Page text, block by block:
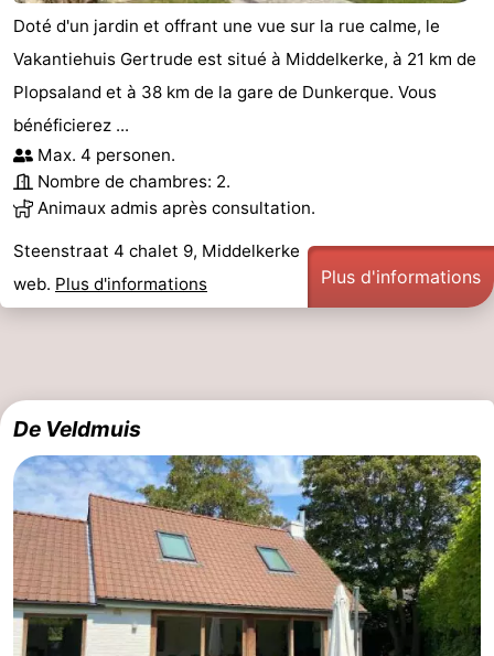
Doté d'un jardin et offrant une vue sur la rue calme, le
Vakantiehuis Gertrude est situé à Middelkerke, à 21 km de
Plopsaland et à 38 km de la gare de Dunkerque. Vous
bénéficierez ...
Max. 4 personen.
Nombre de chambres: 2.
Animaux admis après consultation.
Steenstraat 4 chalet 9, Middelkerke
web. Plus d'informations Plus d'informations
De Veldmuis